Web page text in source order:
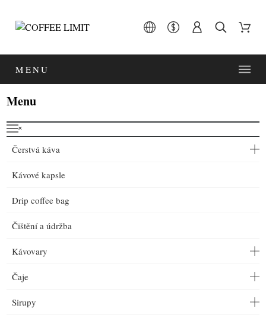
MENU
Menu
˟
Čerstvá káva
Kávové kapsle
Drip coffee bag
Čištění a údržba
Kávovary
Čaje
Sirupy